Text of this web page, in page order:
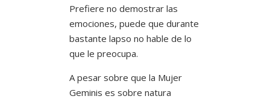
Prefiere no demostrar las
emociones, puede que durante
bastante lapso no hable de lo
que le preocupa.
A pesar sobre que la Mujer
Geminis es sobre natura